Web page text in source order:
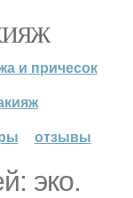
и причесок
отзывы
эко.